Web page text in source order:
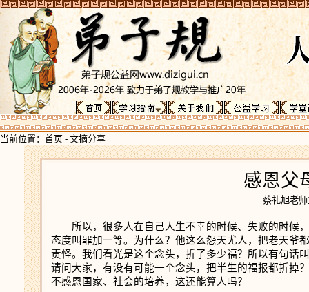
当前位置： 首页 - 文摘分享
感恩父
蔡礼旭老
所以，很多人在自己人生不幸的时候、失败的时候，
态度叫罪加一等。为什么？他这么怨天尤人，把老天爷
责怪。我们看光是这个念头，折了多少福？所以有句话
请问大家，有没有可能一个念头，把半生的福报都折掉
不感恩国家、社会的培养，这还能算人吗？